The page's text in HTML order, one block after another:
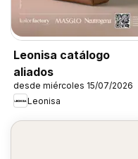
Leonisa catálogo
aliados
desde miércoles 15/07/2026
Leonisa